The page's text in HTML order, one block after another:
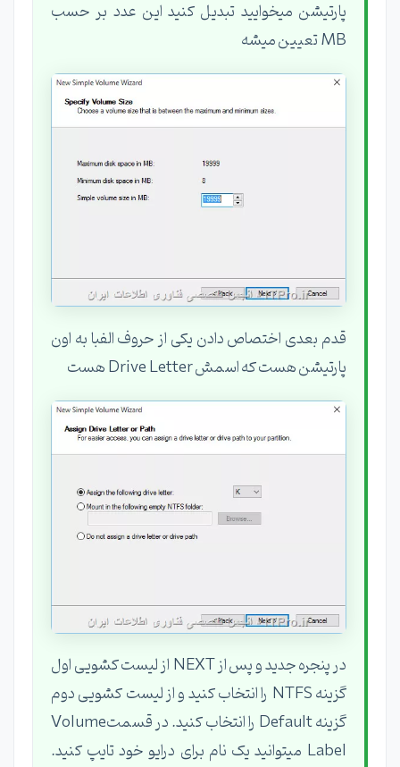
پارتیشن میخوایید تبدیل کنید این عدد بر حسب
MB تعیین میشه
قدم بعدی اختصاص دادن یکی از حروف الفبا به اون
پارتیشن هست که اسمش Drive Letter هست
در پنجره جدید و پس از NEXT از لیست کشویی اول
گزینه NTFS را انتخاب کنید و از لیست کشویی دوم
گزینه Default را انتخاب کنید. در قسمتVolume
Label میتوانید یک نام برای درایو خود تایپ کنید.